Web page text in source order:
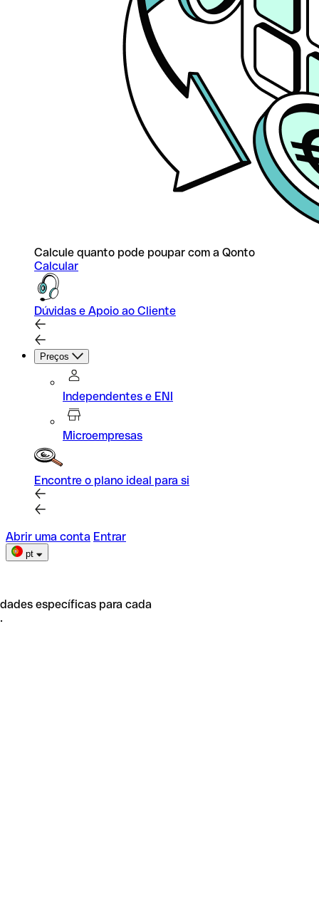
Calcule quanto pode poupar com a Qonto
Calcular
Dúvidas e Apoio ao Cliente
Preços
Independentes e ENI
Microempresas
Encontre o plano ideal para si
Abrir uma conta Entrar
pt
específicas para cada